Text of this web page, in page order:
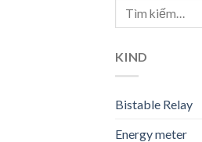
KIND
Bistable Relay
Energy meter